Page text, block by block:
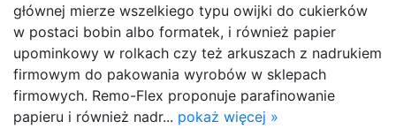
głównej mierze wszelkiego typu owijki do cukierków
w postaci bobin albo formatek, i również papier
upominkowy w rolkach czy też arkuszach z nadrukiem
firmowym do pakowania wyrobów w sklepach
firmowych. Remo-Flex proponuje parafinowanie
papieru i również nadr... pokaż więcej »